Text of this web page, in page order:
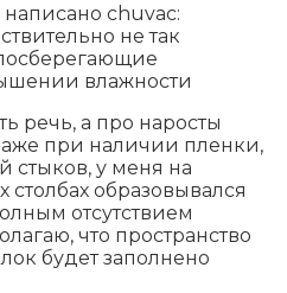
chuvac:
не так
влажности
речь, а про наросты
при наличии пленки,
стыков, у меня на
образовывался
отсутствием
что пространство
будет заполнено